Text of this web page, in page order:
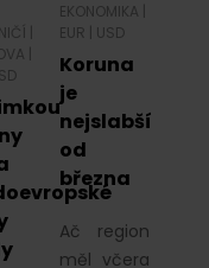
EKONOMIKA
EUR
USD
Koruna
je
nejslabší
od
března
Ač region
měl včera